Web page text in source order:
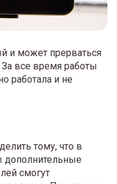
и может прерваться
все время работы
работала и не
тому, что в
дополнительные
смогут